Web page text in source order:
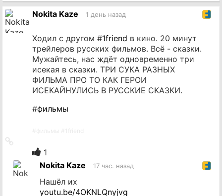
источник
Nokita Kaze 1 день назад
Ходил с другом #1friend в кино. 20 минут
трейлеров русских фильмов. Всё - сказки.
Мужайтесь, нас ждёт одновременно три
исекая в сказки. ТРИ СУКА РАЗНЫХ
ФИЛЬМА ПРО ТО КАК ГЕРОИ
ИСЕКАЙНУЛИСЬ В РУССКИЕ СКАЗКИ.
#фильмы
источник
1
Nokita Kaze
17 час. назад
Нашёл их
youtu.be/4OKNLQnyjvg